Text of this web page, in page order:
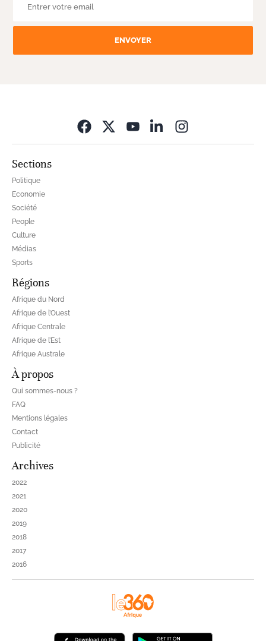
ENVOYER
Sections
Politique
Economie
Société
People
Culture
Médias
Sports
Régions
Afrique du Nord
Afrique de l’Ouest
Afrique Centrale
Afrique de l’Est
Afrique Australe
À propos
Qui sommes-nous ?
FAQ
Mentions légales
Contact
Publicité
Archives
2022
2021
2020
2019
2018
2017
2016